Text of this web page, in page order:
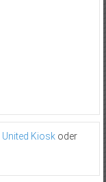
United Kioskoder